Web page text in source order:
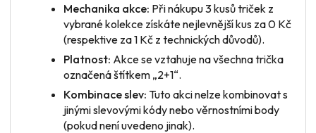
Mechanika akce: Při nákupu 3 kusů triček z
vybrané kolekce získáte nejlevnější kus za 0 Kč
(respektive za 1 Kč z technických důvodů).
Platnost: Akce se vztahuje na všechna trička
označená štítkem „2+1“.
Kombinace slev: Tuto akci nelze kombinovat s
jinými slevovými kódy nebo věrnostními body
(pokud není uvedeno jinak).